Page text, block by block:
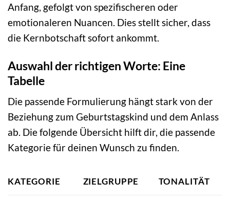
Anfang, gefolgt von spezifischeren oder
emotionaleren Nuancen. Dies stellt sicher, dass
die Kernbotschaft sofort ankommt.
Auswahl der richtigen Worte: Eine
Tabelle
Die passende Formulierung hängt stark von der
Beziehung zum Geburtstagskind und dem Anlass
ab. Die folgende Übersicht hilft dir, die passende
Kategorie für deinen Wunsch zu finden.
KATEGORIE ZIELGRUPPE TONALITÄT